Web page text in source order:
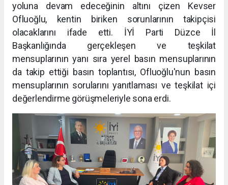
yoluna devam edeceğinin altını çizen Kevser
Ofluoğlu, kentin biriken sorunlarının takipçisi
olacaklarını ifade etti. İYİ Parti Düzce İl
Başkanlığında gerçekleşen ve teşkilat
mensuplarının yanı sıra yerel basın mensuplarının
da takip ettiği basın toplantısı, Ofluoğlu'nun basın
mensuplarının sorularını yanıtlaması ve teşkilat içi
değerlendirme görüşmeleriyle sona erdi.